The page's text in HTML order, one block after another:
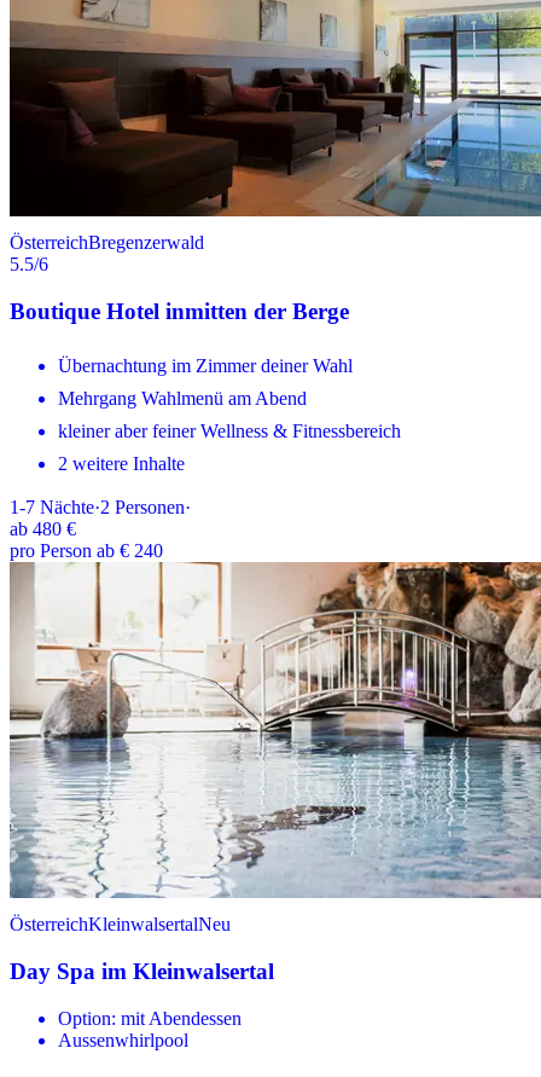
ÖsterreichBregenzerwald
5.5/6
Boutique Hotel inmitten der Berge
Übernachtung im Zimmer deiner Wahl
Mehrgang Wahlmenü am Abend
kleiner aber feiner Wellness & Fitnessbereich
2 weitere Inhalte
1-7 Nächte·2 Personen·
ab 480 €
pro Person ab € 240
ÖsterreichKleinwalsertalNeu
Day Spa im Kleinwalsertal
Option: mit Abendessen
Aussenwhirlpool